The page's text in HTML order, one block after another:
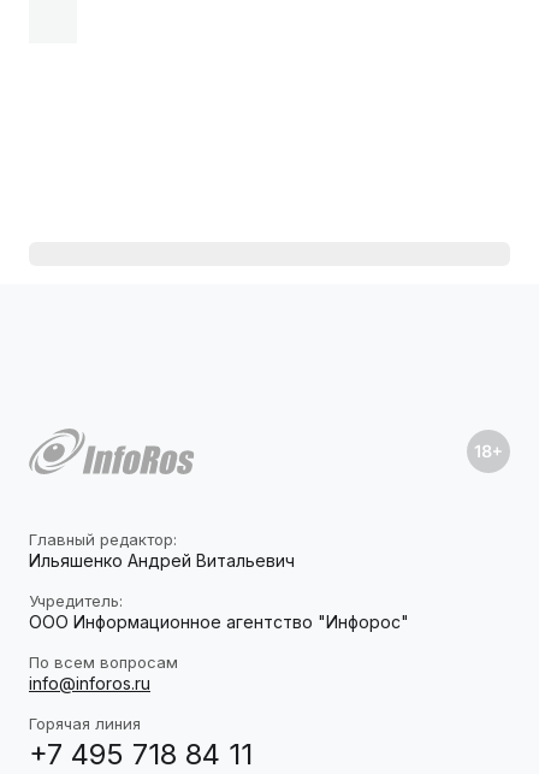
Главный редактор:
Ильяшенко Андрей Витальевич
Учредитель:
ООО Информационное агентство "Инфорос"
По всем вопросам
info@inforos.ru
Горячая линия
+7 495 718 84 11